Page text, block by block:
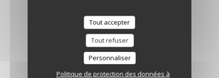
sur l'icône représentant un
cookie en bas à gauche des
pages du site.
Tout accepter
Tout refuser
Personnaliser
Politique de protection des données à